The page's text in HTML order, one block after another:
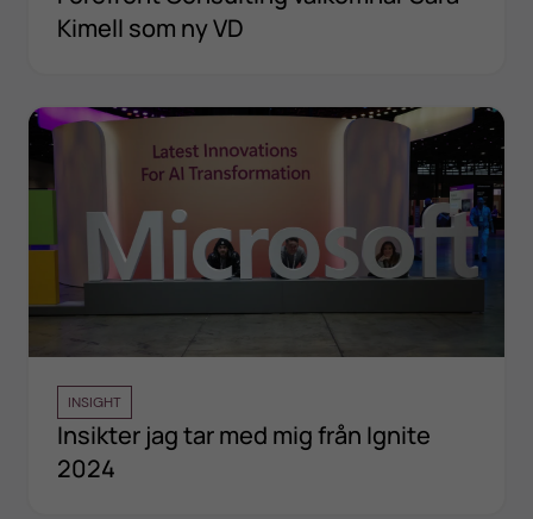
Kimell som ny VD
INSIGHT
Insikter jag tar med mig från Ignite
2024